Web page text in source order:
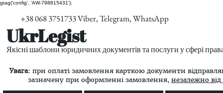
gtag('config', 'AW-798815431');
+38 068 3751733 Viber, Telegram, WhatsApp
UkrLegist
Якісні шаблони юридичних документів та послуги у сфері
Увага: при оплаті замовлення карткою документи
зазначену при оформленні замовлення, незалежно від